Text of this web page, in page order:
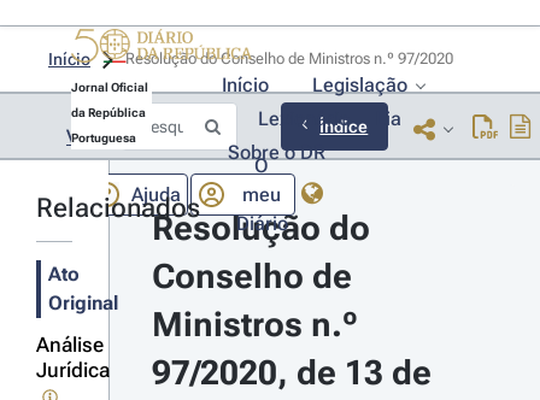
Jornal Oficial
da República
Portuguesa
Início
Legislação
Lexionário
Lia
Sobre o DR
Ajuda
O
meu
Diário
Início
Voltar Índice
Relacionados
Ato
Original
Análise
Jurídica
Resolução do
Conselho de
Ministros n.º
97/2020, de 13 de